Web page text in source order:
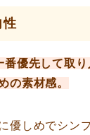
性
番優先して取
の素材感。
優しめでシン